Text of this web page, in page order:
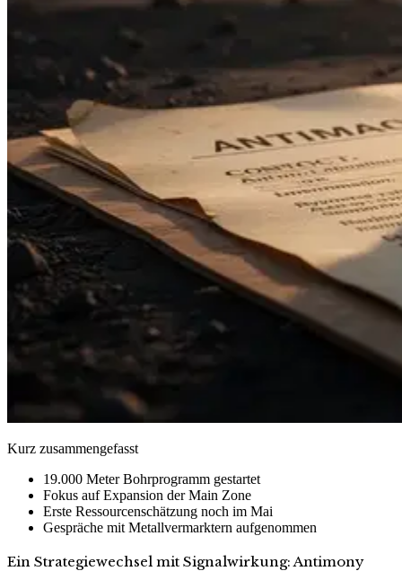
Kurz zusammengefasst
19.000 Meter Bohrprogramm gestartet
Fokus auf Expansion der Main Zone
Erste Ressourcenschätzung noch im Mai
Gespräche mit Metallvermarktern aufgenommen
Ein Strategiewechsel mit Signalwirkung: Antimony